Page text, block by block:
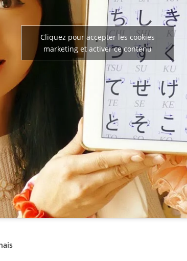
Cliquez pour accepter les cookies
marketing et activer ce contenu